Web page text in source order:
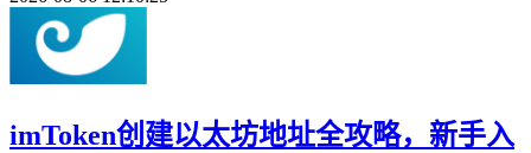
imToken创建以太坊地址全攻略，新手入